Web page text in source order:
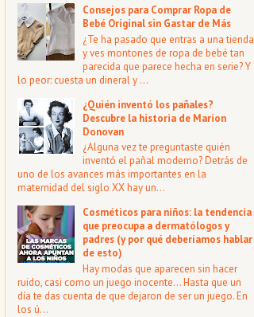
Consejos para Comprar Ropa de
Bebé Original sin Gastar de Más
¿Te ha pasado que entras a una tienda
y ves montones de ropa de bebé tan
parecida que parece hecha en serie? Y
lo peor: cuesta un dineral y ...
¿Quién inventó los pañales?
Descubre la historia de Marion
Donovan
¿Alguna vez te preguntaste quién
inventó el pañal moderno? Detrás de
uno de los avances más importantes en la
maternidad del siglo XX hay un...
Cosméticos para niños: la tendencia
que preocupa a dermatólogos y
padres (y por qué deberíamos hablar
de esto)
Hay modas que aparecen sin hacer
ruido, casi como un juego inocente… Hasta que un
día te das cuenta de que dejaron de ser un juego. En
los ú...